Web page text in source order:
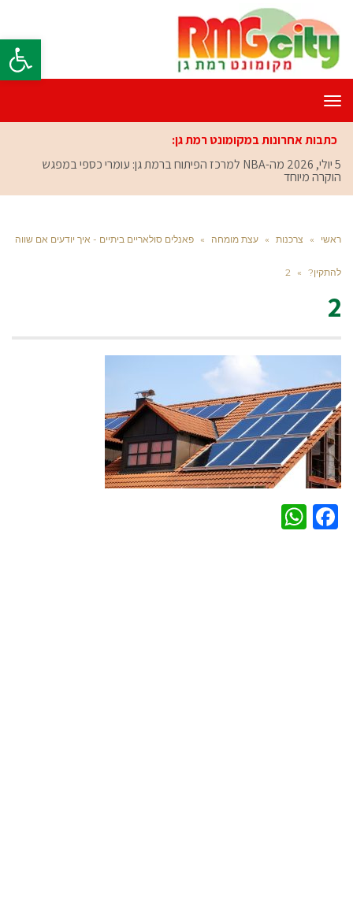
פתח
תפריט
כתבות אחרונות במקומונט רמת גן:
5 יולי, 2026
מה-NBA למרכז הפיתוח ברמת גן: עומרי כספי במפגש
הוקרה מיוחד
ראשי » צרכנות » עצת מומחה » פאנלים סולאריים ביתיים - איך יודעים אם שווה
להתקין? »
2
2
Facebook